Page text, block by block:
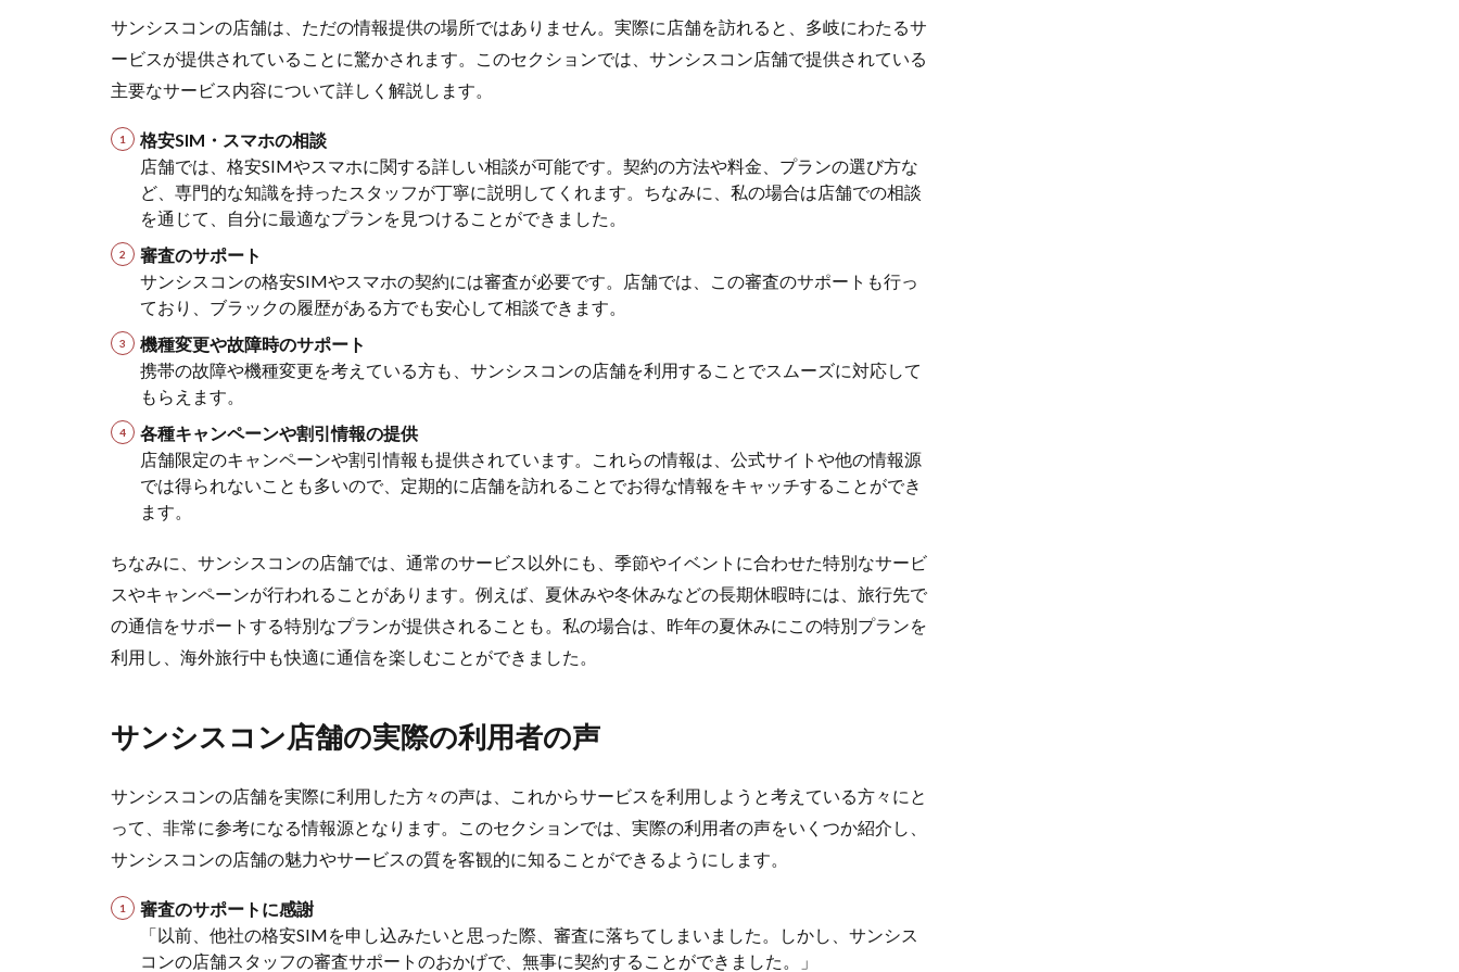
ス
内
容
サ
ン
シ
ス
ン
店
舗
実
際
の
利
用
者
の
声
サ
ン
シ
コ
舗
約
方
と
意
サンシスコンの店舗は、ただの情報提供の場所ではありません。実際に店舗を訪れると、多岐にわたるサ
ービスが提供されていることに驚かされます。このセクションでは、サンシスコン店舗で提供されている
主要なサービス内容について詳しく解説します。
格安SIM・スマホの相談
店舗では、格安SIMやスマホに関する詳しい相談が可能です。契約の方法や料金、プランの選び方な
ど、専門的な知識を持ったスタッフが丁寧に説明してくれます。ちなみに、私の場合は店舗での相談
を通じて、自分に最適なプランを見つけることができました。
審査のサポート
サンシスコンの格安SIMやスマホの契約には審査が必要です。店舗では、この審査のサポートも行っ
ており、ブラックの履歴がある方でも安心して相談できます。
機種変更や故障時のサポート
携帯の故障や機種変更を考えている方も、サンシスコンの店舗を利用することでスムーズに対応して
もらえます。
各種キャンペーンや割引情報の提供
店舗限定のキャンペーンや割引情報も提供されています。これらの情報は、公式サイトや他の情報源
では得られないことも多いので、定期的に店舗を訪れることでお得な情報をキャッチすることができ
ます。
ちなみに、サンシスコンの店舗では、通常のサービス以外にも、季節やイベントに合わせた特別なサービ
スやキャンペーンが行われることがあります。例えば、夏休みや冬休みなどの長期休暇時には、旅行先で
の通信をサポートする特別なプランが提供されることも。私の場合は、昨年の夏休みにこの特別プランを
利用し、海外旅行中も快適に通信を楽しむことができました。
サンシスコン店舗の実際の利用者の声
サンシスコンの店舗を実際に利用した方々の声は、これからサービスを利用しようと考えている方々にと
って、非常に参考になる情報源となります。このセクションでは、実際の利用者の声をいくつか紹介し、
サンシスコンの店舗の魅力やサービスの質を客観的に知ることができるようにします。
審査のサポートに感謝
「以前、他社の格安SIMを申し込みたいと思った際、審査に落ちてしまいました。しかし、サンシス
コンの店舗スタッフの審査サポートのおかげで、無事に契約することができました。」